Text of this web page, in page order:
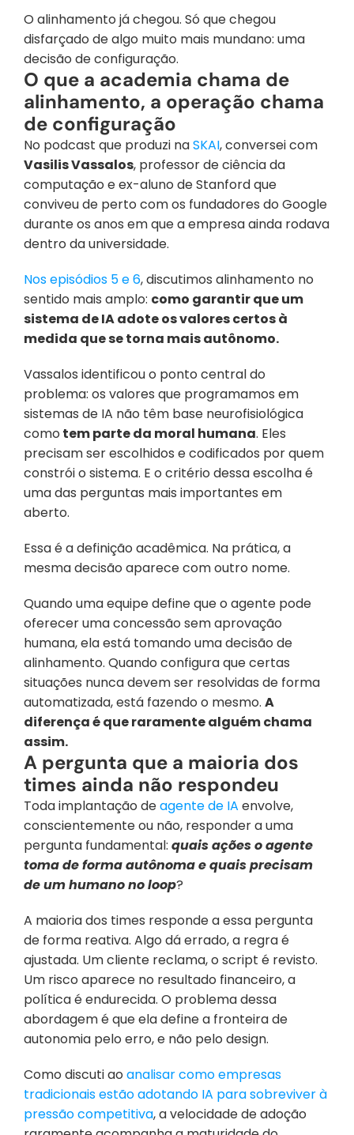
O alinhamento já chegou. Só que chegou
disfarçado de algo muito mais mundano: uma
decisão de configuração.
O que a academia chama de
alinhamento, a operação chama
de configuração
No podcast que produzi na SKAI
, conversei com
Vasilis Vassalos, professor de ciência da
computação e ex-aluno de Stanford que
conviveu de perto com os fundadores do Google
durante os anos em que a empresa ainda rodava
dentro da universidade.
Nos episódios 5 e 6, discutimos alinhamento no
sentido mais amplo: como garantir que um
sistema de IA adote os valores certos à
medida que se torna mais autônomo.
Vassalos identificou o ponto central do
problema: os valores que programamos em
sistemas de IA não têm base neurofisiológica
como tem parte da moral humana. Eles
precisam ser escolhidos e codificados por quem
constrói o sistema. E o critério dessa escolha é
uma das perguntas mais importantes em
aberto.
Essa é a definição acadêmica. Na prática, a
mesma decisão aparece com outro nome.
Quando uma equipe define que o agente pode
oferecer uma concessão sem aprovação
humana, ela está tomando uma decisão de
alinhamento. Quando configura que certas
situações nunca devem ser resolvidas de forma
automatizada, está fazendo o mesmo. A
diferença é que raramente alguém chama
assim.
A pergunta que a maioria dos
times ainda não respondeu
Toda implantação de agente de IA envolve,
conscientemente ou não, responder a uma
pergunta fundamental: quais ações o agente
toma de forma autônoma e quais precisam
de um humano no loop?
A maioria dos times responde a essa pergunta
de forma reativa. Algo dá errado, a regra é
ajustada. Um cliente reclama, o script é revisto.
Um risco aparece no resultado financeiro, a
política é endurecida. O problema dessa
abordagem é que ela define a fronteira de
autonomia pelo erro, e não pelo design.
Como discuti ao analisar como empresas
tradicionais estão adotando IA para sobreviver à
pressão competitiva, a velocidade de adoção